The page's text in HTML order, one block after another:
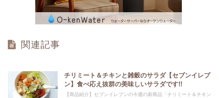
関連記事
チリミート＆チキンと雑穀のサラダ【セブンイレブ
ン】食べ応え抜群の美味しいサラダです!!
【商品紹介】セブンイレブンの今週の新商品「チリミート＆チキン